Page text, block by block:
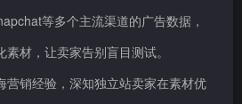
等多个主流渠道的广告数据，
材，让卖家告别盲目测试。
营销经验，深知独立站卖家在素材优